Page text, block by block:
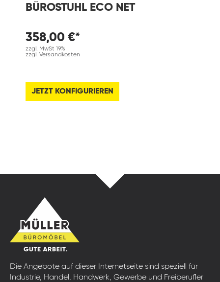
BÜROSTUHL ECO NET
358,00 €*
zzgl. MwSt 19%
zzgl. Versandkosten
JETZT KONFIGURIEREN
Die Angebote auf dieser Internetseite sind speziell für
Industrie, Handel, Handwerk, Gewerbe und Freiberufler